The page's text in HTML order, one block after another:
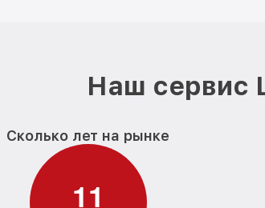
Наш сервис
Сколько лет на рынке
11